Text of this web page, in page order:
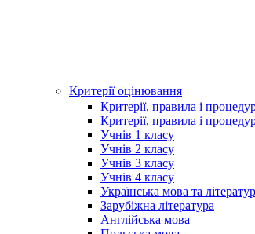
Критерії оцінювання
Критерії, правила і
Критерії, правила і
Учнів 1 класу
Учнів 2 класу
Учнів 3 класу
Учнів 4 класу
Українська мова та літератур
Зарубіжна література
Англійська мова